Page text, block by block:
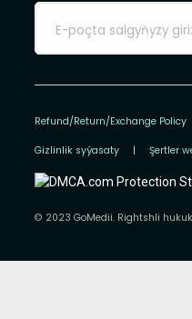
Refund/Return/Exchange Policy
Gizlinlik syýasaty | Şertler
© 2023 GoMedii. Rightshli